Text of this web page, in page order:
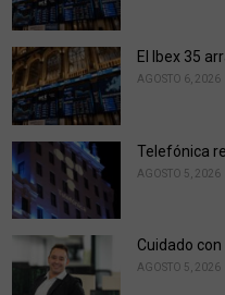
El Ibex 35
AGOSTO 6, 2026
Telefónica
AGOSTO 5, 2026
Cuidado
AGOSTO 5, 2026